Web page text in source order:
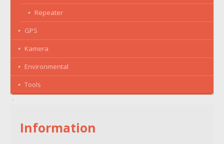
Repeater
GPS
Kamera
Environmental
Tools
Information